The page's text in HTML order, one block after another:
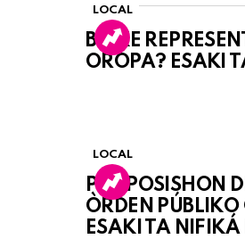
LOCAL
BO KE
OROPA? ESAKI
LOCAL
PROPOSISHON
ÒRDEN
ESAKI TA NIFIKÁ